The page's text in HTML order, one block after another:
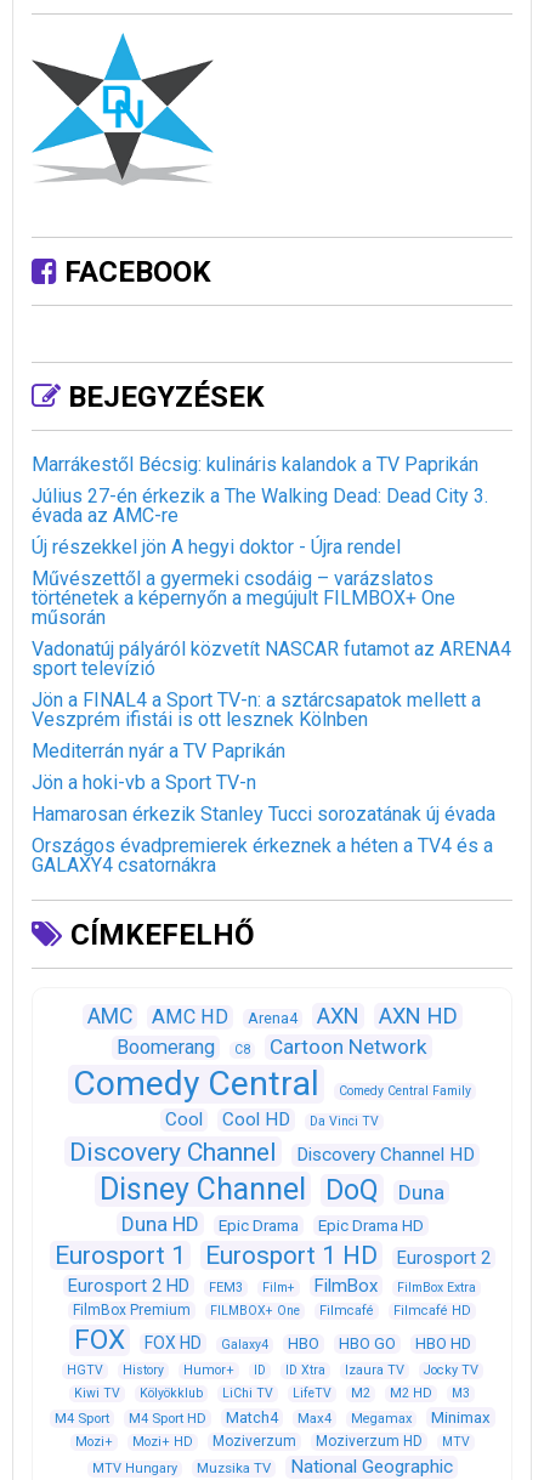
FACEBOOK
BEJEGYZÉSEK
Marrákestől Bécsig: kulináris kalandok a TV Paprikán
Július 27-én érkezik a The Walking Dead: Dead City 3.
évada az AMC-re
Új részekkel jön A hegyi doktor - Újra rendel
Művészettől a gyermeki csodáig – varázslatos
történetek a képernyőn a megújult FILMBOX+ One
műsorán
Vadonatúj pályáról közvetít NASCAR futamot az ARENA4
sport televízió
Jön a FINAL4 a Sport TV-n: a sztárcsapatok mellett a
Veszprém ifistái is ott lesznek Kölnben
Mediterrán nyár a TV Paprikán
Jön a hoki-vb a Sport TV-n
Hamarosan érkezik Stanley Tucci sorozatának új évada
Országos évadpremierek érkeznek a héten a TV4 és a
GALAXY4 csatornákra
CÍMKEFELHŐ
AMC AMC HD Arena4 AXN AXN HD
Boomerang C8 Cartoon Network
Comedy Central Comedy Central Family
Cool Cool HD Da Vinci TV
Discovery Channel Discovery Channel HD
Disney Channel DoQ
Duna
Duna HD
Epic Drama Epic Drama HD
Eurosport 1 Eurosport 1 HD
Eurosport 2
Eurosport 2 HD
FEM3 Film+ FilmBox FilmBox Extra
FilmBox Premium FILMBOX+ One Filmcafé Filmcafé HD
FOX FOX HD Galaxy4 HBO HBO GO HBO HD
HGTV History Humor+ ID ID Xtra Izaura TV
Jocky TV
Kiwi TV
Kölyökklub LiChi TV LifeTV M2 M2 HD M3
M4 Sport M4 Sport HD Match4 Max4 Megamax Minimax
Mozi+ Mozi+ HD Moziverzum Moziverzum HD
MTV
MTV Hungary
Muzsika TV National Geographic